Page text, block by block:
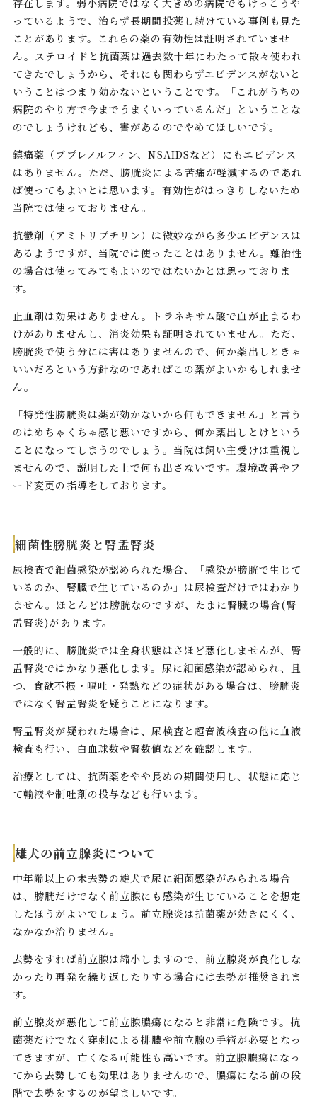
っているようで、治らず長期間投薬し続けている事例も見た
ことがあります。これらの薬の有効性は証明されていませ
ん。ステロイドと抗菌薬は過去数十年にわたって散々使われ
てきたでしょうから、それにも関わらずエビデンスがないと
いうことはつまり効かないということです。「これがうちの
病院のやり方で今までうまくいっているんだ」ということな
のでしょうけれども、害があるのでやめてほしいです。
鎮痛薬（ブプレノルフィン、NSAIDSなど）にもエビデンス
はありません。ただ、膀胱炎による苦痛が軽減するのであれ
ば使ってもよいとは思います。有効性がはっきりしないため
当院では使っておりません。
抗鬱剤（アミトリプチリン）は微妙ながら多少エビデンスは
あるようですが、当院では使ったことはありません。難治性
の場合は使ってみてもよいのではないかとは思っておりま
す。
止血剤は効果はありません。トラネキサム酸で血が止まるわ
けがありませんし、消炎効果も証明されていません。ただ、
膀胱炎で使う分には害はありませんので、何か薬出しときゃ
いいだろという方針なのであればこの薬がよいかもしれませ
ん。
「特発性膀胱炎は薬が効かないから何もできません」と言う
のはめちゃくちゃ感じ悪いですから、何か薬出しとけという
ことになってしまうのでしょう。当院は飼い主受けは重視し
ませんので、説明した上で何も出さないです。環境改善やフ
ード変更の指導をしております。
細菌性膀胱炎と腎盂腎炎
尿検査で細菌感染が認められた場合、「感染が膀胱で生じて
いるのか、腎臓で生じているのか」は尿検査だけではわかり
ません。ほとんどは膀胱なのですが、たまに腎臓の場合(腎
盂腎炎)があります。
一般的に、膀胱炎では全身状態はさほど悪化しませんが、腎
盂腎炎ではかなり悪化します。尿に細菌感染が認められ、且
つ、食欲不振・嘔吐・発熱などの症状がある場合は、膀胱炎
ではなく腎盂腎炎を疑うことになります。
腎盂腎炎が疑われた場合は、尿検査と超音波検査の他に血液
検査も行い、白血球数や腎数値などを確認します。
治療としては、抗菌薬をやや長めの期間使用し、状態に応じ
て輸液や制吐剤の投与なども行います。
雄犬の前立腺炎について
中年齢以上の未去勢の雄犬で尿に細菌感染がみられる場合
は、膀胱だけでなく前立腺にも感染が生じていることを想定
したほうがよいでしょう。前立腺炎は抗菌薬が効きにくく、
なかなか治りません。
去勢をすれば前立腺は縮小しますので、前立腺炎が良化しな
かったり再発を繰り返したりする場合には去勢が推奨されま
す。
前立腺炎が悪化して前立腺膿瘍になると非常に危険です。抗
菌薬だけでなく穿刺による排膿や前立腺の手術が必要となっ
てきますが、亡くなる可能性も高いです。前立腺膿瘍になっ
てから去勢しても効果はありませんので、膿瘍になる前の段
階で去勢をするのが望ましいです。